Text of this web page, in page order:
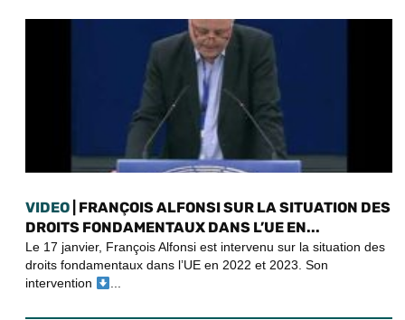
VIDEO | FRANÇOIS ALFONSI SUR LA SITUATION DES
DROITS FONDAMENTAUX DANS L’UE EN...
Le 17 janvier, François Alfonsi est intervenu sur la situation des
droits fondamentaux dans l’UE en 2022 et 2023. Son
intervention